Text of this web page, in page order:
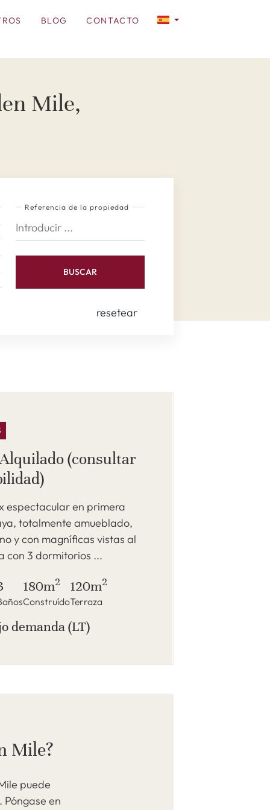
BLOG CONTACTO
Mile,
Referencia de la propiedad
BUSCAR
resetear
(consultar
espectacular en primera
totalmente amueblado,
y con magníficas vistas al
con 3 dormitorios ...
180m2
Construído
120m2
Terraza
demanda (LT)
Mile?
puede
en